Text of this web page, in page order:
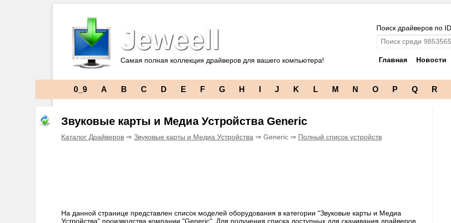
Jeweell
Самая полная коллекция драйверов для вашего компьютера!
Поиск драйверов по
Главная Новости
0_9 A B C D E F G H J K L M N O P Q R
Звуковые карты и Медиа Устройства Generic
Каталог Драйверов ⇒ Звуковые карты и Медиа Устройства ⇒ Generic ⇒ Полный список устройств
На данной странице представлен список моделей оборудования в категории "Звуковые карты и Медиа
Устройства" производства компании "Generic". Для получения списка доступных для скачивания драйверов,